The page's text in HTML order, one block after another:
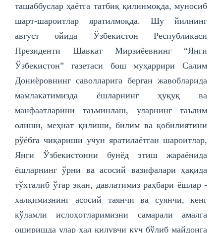
ташаббуслар ҳаётга татбиқ қилинмоқда, муносиб
шарт-шароитлар яратилмоқда. Шу йилнинг
август ойида Ўзбекистон Республикаси
Президенти Шавкат Мирзиёевнинг “Янги
Ўзбекистон” газетаси бош муҳаррири Салим
Дониёровнинг саволларига берган жавобларида
мамлакатимизда ёшларнинг ҳуқуқ ва
манфаатларини таъминлаш, уларнинг таълим
олиши, меҳнат қилиши, билим ва қобилиятини
рўёбга чиқариши учун яратилаётган шароитлар,
Янги Ўзбекистонни бунёд этиш жараёнида
ёшларнинг ўрни ва асосий вазифалари ҳақида
тўхталиб ўтар экан, давлатимиз раҳбари ёшлар -
халқимизнинг асосий таянчи ва суянчи, кенг
кўламли ислоҳотларимизни самарали амалга
оширишда улар ҳал қилувчи куч бўлиб майдонга